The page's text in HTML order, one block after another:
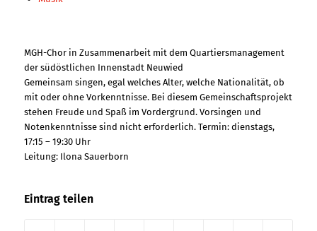
MGH-Chor in Zusammenarbeit mit dem Quartiersmanagement
der südöstlichen Innenstadt Neuwied
Gemeinsam singen, egal welches Alter, welche Nationalität, ob
mit oder ohne Vorkenntnisse. Bei diesem Gemeinschaftsprojekt
stehen Freude und Spaß im Vordergrund. Vorsingen und
Notenkenntnisse sind nicht erforderlich. Termin: dienstags,
17:15 – 19:30 Uhr
Leitung: Ilona Sauerborn
Eintrag teilen